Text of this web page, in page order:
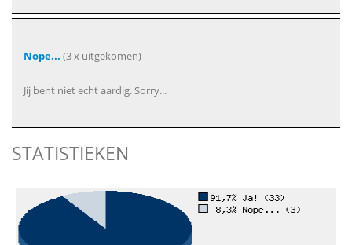
Nope... (3 x uitgekomen)
Jij bent niet echt aardig. Sorry...
STATISTIEKEN